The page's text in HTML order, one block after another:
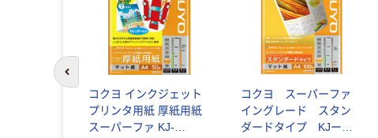
コクヨ インクジェット
プリンタ用紙 厚紙用紙
スーパーファ KJ-
コクヨ スーパーファ
イングレード スタン
ダードタイプ KJー